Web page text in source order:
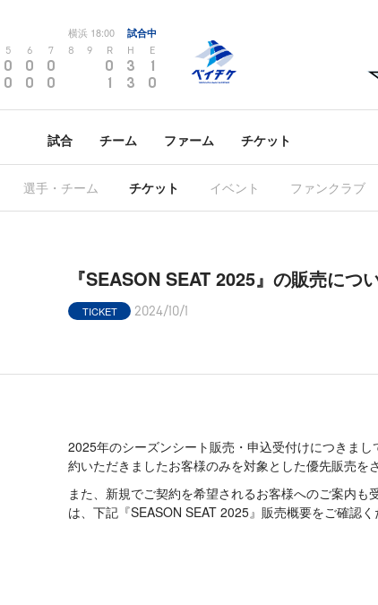
横浜 18:00 試合中
5 6 7 8 9 R H E
0 0 0 0 3 1
0 0 0 1 3 0
試合 チーム ファーム チケット
選手・チーム チケット イベント ファンクラブ
『SEASON SEAT 2025』の販売につ
TICKET 2024/10/1
2025年のシーズンシート販売・申込受付けにつきま
約いただきましたお客様のみを対象とした優先販売を
また、新規でご契約を希望されるお客様へのご案内も
は、下記『SEASON SEAT 2025』販売概要をご確認く